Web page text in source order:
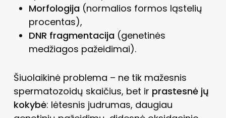
Morfologija(normalios formos ląstelių
procentas),
DNR fragmentacija(genetinės
medžiagos pažeidimai).
Šiuolaikinė problema – ne tik mažesnis
spermatozoidų skaičius, bet ir prastesnė jų
kokybė: lėtesnis judrumas, daugiau